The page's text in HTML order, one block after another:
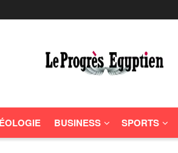
BUSINESS SPORTS